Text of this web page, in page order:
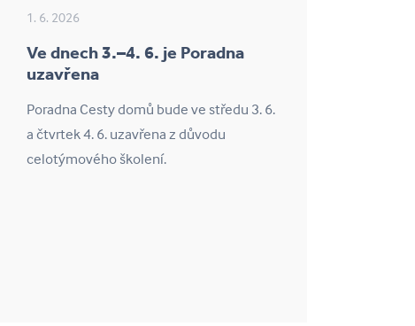
1. 6. 2026
Ve dnech 3.–4. 6. je Poradna
uzavřena
Poradna Cesty domů bude ve středu 3. 6.
a čtvrtek 4. 6. uzavřena z důvodu
celotýmového školení.